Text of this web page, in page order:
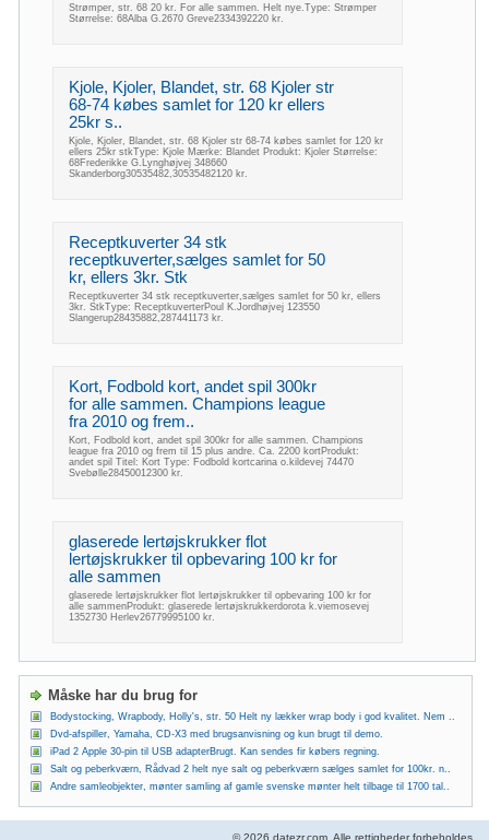
Strømper, str. 68 20 kr. For alle sammen. Helt nye.Type: Strømper
Størrelse: 68Alba G.2670 Greve2334392220 kr.
Kjole, Kjoler, Blandet, str. 68 Kjoler str
68-74 købes samlet for 120 kr ellers
25kr s..
Kjole, Kjoler, Blandet, str. 68 Kjoler str 68-74 købes samlet for 120 kr
ellers 25kr stkType: Kjole Mærke: Blandet Produkt: Kjoler Størrelse:
68Frederikke G.Lynghøjvej 348660
Skanderborg30535482,30535482120 kr.
Receptkuverter 34 stk
receptkuverter,sælges samlet for 50
kr, ellers 3kr. Stk
Receptkuverter 34 stk receptkuverter,sælges samlet for 50 kr, ellers
3kr. StkType: ReceptkuverterPoul K.Jordhøjvej 123550
Slangerup28435882,287441173 kr.
Kort, Fodbold kort, andet spil 300kr
for alle sammen. Champions league
fra 2010 og frem..
Kort, Fodbold kort, andet spil 300kr for alle sammen. Champions
league fra 2010 og frem til 15 plus andre. Ca. 2200 kortProdukt:
andet spil Titel: Kort Type: Fodbold kortcarina o.kildevej 74470
Svebølle28450012300 kr.
glaserede lertøjskrukker flot
lertøjskrukker til opbevaring 100 kr for
alle sammen
glaserede lertøjskrukker flot lertøjskrukker til opbevaring 100 kr for
alle sammenProdukt: glaserede lertøjskrukkerdorota k.viemosevej
1352730 Herlev26779995100 kr.
Måske har du brug for
Bodystocking, Wrapbody, Holly's, str. 50 Helt ny lækker wrap body i god kvalitet. Nem ..
Dvd-afspiller, Yamaha, CD-X3 med brugsanvisning og kun brugt til demo.
iPad 2 Apple 30-pin til USB adapterBrugt. Kan sendes fir købers regning.
Salt og peberkværn, Rådvad 2 helt nye salt og peberkværn sælges samlet for 100kr. n..
Andre samleobjekter, mønter samling af gamle svenske mønter helt tilbage til 1700 tal..
© 2026 datezr.com. Alle rettigheder forbeholdes.